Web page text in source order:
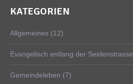
KATEGORIEN
Allgemeines (12)
Evangelisch entlang der Seidenstrasse
Gemeindeleben (7)